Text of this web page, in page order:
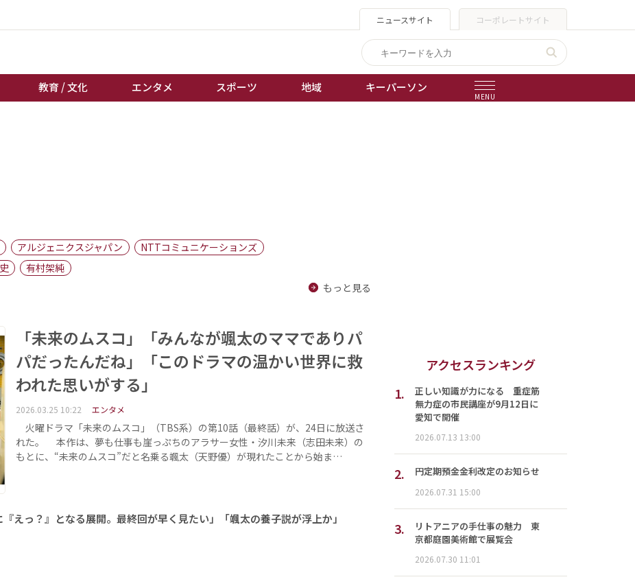
ニュースサイト コーポレートサイト
教育 / 文化 エンタメ スポーツ 地域 キーパーソン
MENU
地域
キーパーソン
棋王戦
アルジェニクスジャパン
NTTコミュニケーションズ
有村架純
もっと見る
「未来のムスコ」「みんなが颯太のママでありパ
パだったんだね」「このドラマの温かい世界に救
われた思いがする」
2026.03.25 10:22 エンタメ
火曜ドラマ「未来のムスコ」（TBS系）の第10話（最終話）が、24日に放送さ
れた。 本作は、夢も仕事も崖っぷちのアラサー女性・汐川未来（志田未来）の
もとに、“未来のムスコ”だと名乗る颯太（天野優）が現れたことから始ま…
『えっ？』となる展開。最終回が早く見たい」「颯太の養子説が浮上か」
アクセスランキング
1.
正しい知識が力になる 重症筋
無力症の市民講座が9月12日に
愛知で開催
2026.07.13 13:00
2. 円定期預金金利改定のお知らせ
2026.07.31 15:00
3.
リトアニアの手仕事の魅力 東
京都庭園美術館で展覧会
2026.07.30 11:01